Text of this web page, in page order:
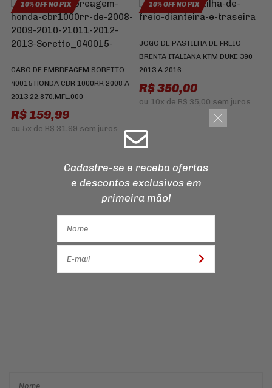
10% OFF NO PIX
CABO DE EMBREAGEM SORETTO
40015 HONDA CBR 1000RR 2008 A
2013 22.870.MFL.000
R$ 159,99
ou 5x de R$ 31,99 sem juros
10% OFF NO PIX
JOGO DE PASTILHA DE FREIO
BRENTA ITALIANA KTM DUKE 390
2013 A 2016
R$ 350,00
ou 10x de R$ 35,00 sem juros
Cadastre-se e receba ofertas
e descontos exclusivos em
primeira mão!